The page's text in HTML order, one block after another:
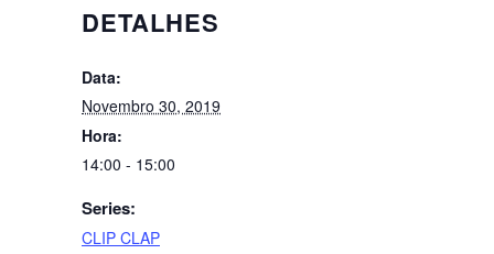
DETALHES
Data:
Novembro 30, 2019
Hora:
14:00 - 15:00
Series:
CLIP CLAP